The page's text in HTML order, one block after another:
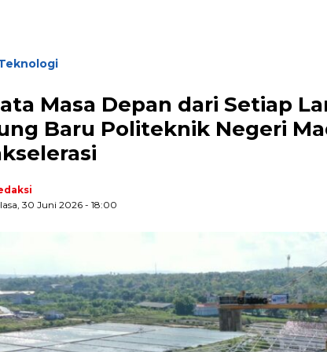
Masa Depan dari Setiap
Baru Politeknik Negeri
30 Juni 2026 - 18:00